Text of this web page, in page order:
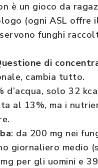
è un gioco da
(ogni ASL offre
funghi
di
cambia tutto.
d’acqua, solo 32
al 13%, ma i
: da 200 mg nei
giornaliero medio
per gli uomini e